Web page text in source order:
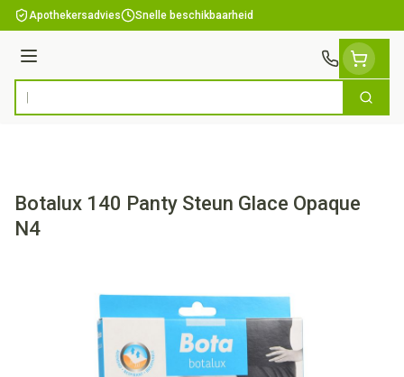
Ga naar de inhoud
Apothekersadvies Snelle beschikbaarheid
Menu
Product, merk, categorie... Zoek
Botalux 140 Panty Steun Glace Opaque
N4